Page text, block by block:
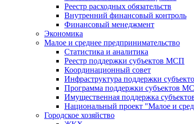
Реестр расходных обязательств
Внутренний финансовый контроль
Финансовый менеджмент
Экономика
Малое и среднее предпринимательство
Статистика и аналитика
Реестр поддержки субъектов МСП
Координационный совет
Инфраструктура поддержки
Программа поддержки субъектов
Имущественная поддержка
Национальный проект "Малое и
Городское хозяйство